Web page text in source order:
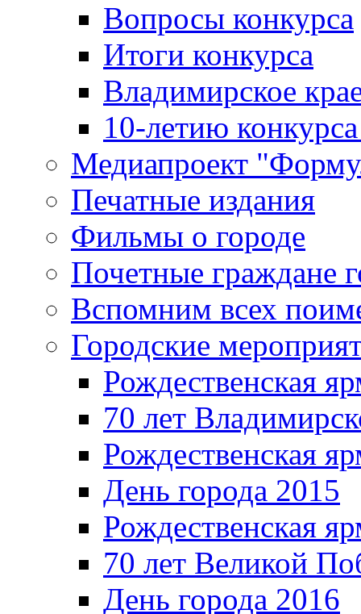
Вопросы конкурса
Итоги конкурса
Владимирское
10-летию
Медиапроект
Печатные издания
Фильмы о городе
Почетные граждане
Вспомним всех
Городские
Рождественская
70 лет
Рождественская
День города 2015
Рождественская
70 лет Великой
День города 2016